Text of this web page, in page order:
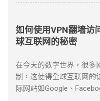
案。 企业用户可通过合
业提供安全稳定的跨境通
以下是经国家批准、面向
商，提供企业级国际专线
全球安全互联。 全球超过
金融级加密传输 中国联通
如何使用VPN翻墙访
球互联网的秘密
在今天的数字世界，很多
制，这使得全球互联网的
际网站如Google、